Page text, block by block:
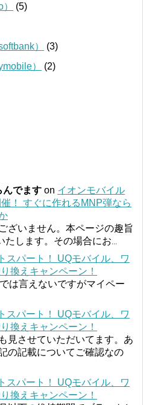
(5)
）
(3)
）
(2)
んでます on イオンモバイル
！ すぐに作れるMNP弾なら
ざいません。本ページの趣旨
たします。その場合にお
スパート！ UQモバイル、ワ
換えキャンペーン！
は言えないですがマイペー
スパート！ UQモバイル、ワ
換えキャンペーン！
見させていただいてます。あ
の記載についてご確認なの
スパート！ UQモバイル、ワ
換えキャンペーン！